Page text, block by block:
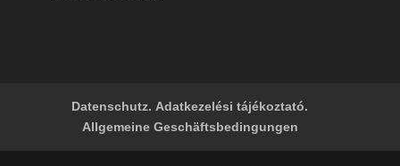
Datenschutz. Adatkezelési tájékoztató.
Allgemeine Geschäftsbedingungen